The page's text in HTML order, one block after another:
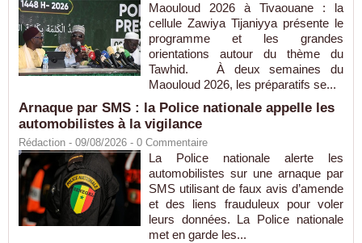
Maouloud 2026 à Tivaouane : la
cellule Zawiya Tijaniyya présente le
programme et les grandes
orientations autour du thème du
Tawhid. À deux semaines du
Maouloud 2026, les préparatifs se...
Arnaque par SMS : la Police nationale appelle les
automobilistes à la vigilance
Rédaction - 09/08/2026 - 0 Commentaire
La Police nationale alerte les
automobilistes sur une arnaque par
SMS utilisant de faux avis d’amende
et des liens frauduleux pour voler
leurs données. La Police nationale
met en garde les...